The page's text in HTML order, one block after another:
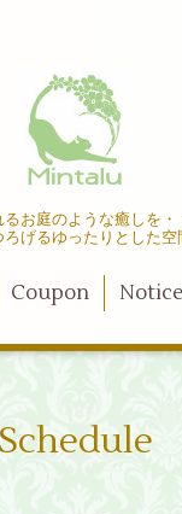
お庭のような癒しを・
げるゆったりとした空
Coupon Notice
Schedule